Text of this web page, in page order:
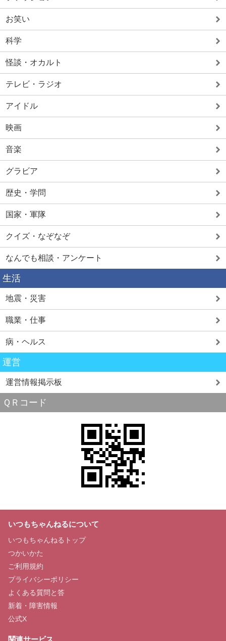
お笑い
科学
怪談・オカルト
テレビ・ラジオ
アイドル
映画
音楽
グラビア
歴史・学問
国家・軍隊
クイズ・なぞなぞ
なんでも相談・アンケート
生活
地震・災害
職業・仕事
病・ヘルス
運営
運営情報掲示板
ＱＲコード
いつもちゃんねるについて
いつもちゃんねるトップ
つかいかた
ご利用規約
プライバシーポリシー
よくある質問と答
新着・障害情報
公式X
関連サービス